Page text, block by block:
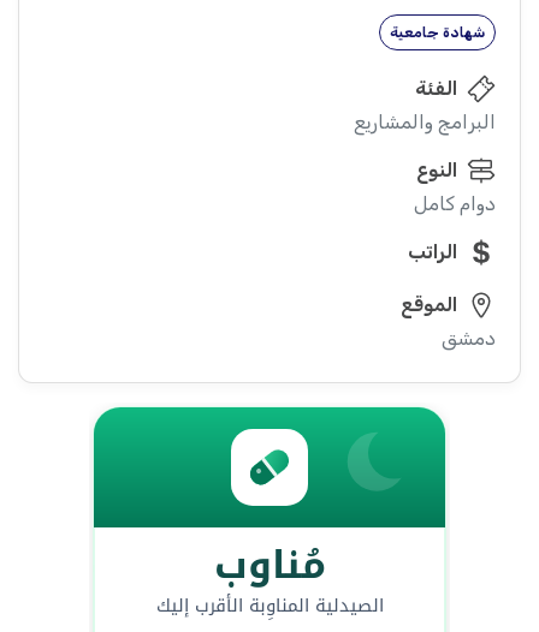
شهادة جامعية
الفئة
البرامج والمشاريع
النوع
دوام كامل
الراتب
الموقع
دمشق